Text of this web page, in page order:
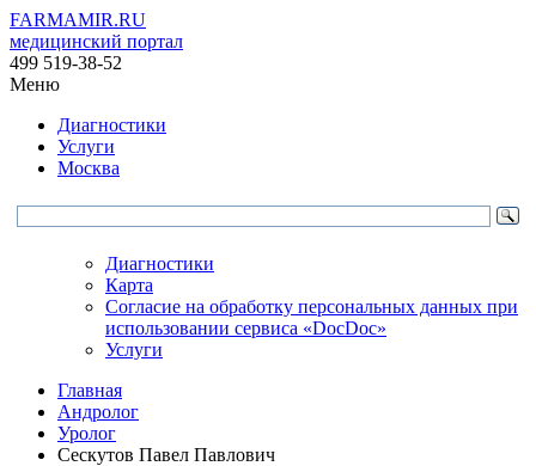
FARMAMIR.RU
медицинский портал
499 519-38-52
Меню
Диагностики
Услуги
Москва
Диагностики
Карта
Согласие на обработку персональных данных при
использовании сервиса «DocDoc»
Услуги
Главная
Андролог
Уролог
Сескутов Павел Павлович